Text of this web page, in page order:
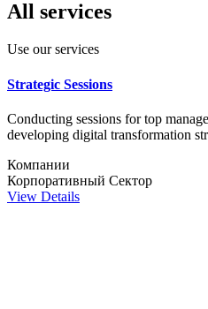
All services
Use our services
Strategic Sessions
Conducting sessions for top
developing digital transformation
Компании
Корпоративный Сектор
View Details